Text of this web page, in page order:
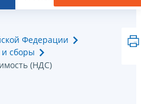
Федерации
сборы
(НДС)